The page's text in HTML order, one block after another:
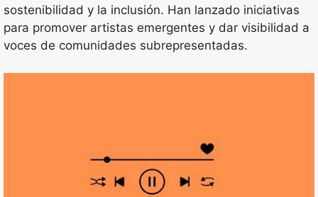
sostenibilidad y la inclusión. Han lanzado iniciativas
para promover artistas emergentes y dar visibilidad a
voces de comunidades subrepresentadas.